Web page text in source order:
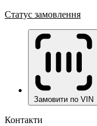
Статус замовлення
Замовити по VIN
Контакти